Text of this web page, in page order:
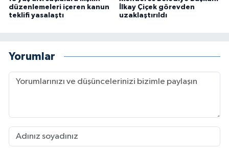
düzenlemeleri içeren kanun
teklifi yasalaştı
İlkay Çiçek görevden
uzaklaştırıldı
Yorumlar